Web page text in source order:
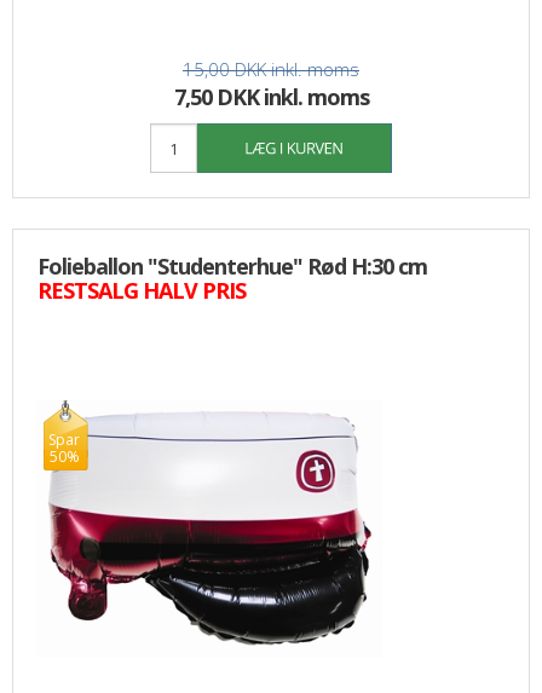
15,00 DKKinkl. moms
7,50 DKK inkl. moms
Folieballon "Studenterhue" Rød H:30 cm
RESTSALG HALV PRIS
Spar
50%